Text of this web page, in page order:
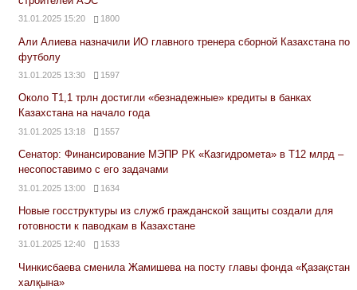
31.01.2025 15:20 1800
Али Алиева назначили ИО главного тренера сборной Казахстана по
футболу
31.01.2025 13:30 1597
Около Т1,1 трлн достигли «безнадежные» кредиты в банках
Казахстана на начало года
31.01.2025 13:18 1557
Сенатор: Финансирование МЭПР РК «Казгидромета» в Т12 млрд –
несопоставимо с его задачами
31.01.2025 13:00 1634
Новые госструктуры из служб гражданской защиты создали для
готовности к паводкам в Казахстане
31.01.2025 12:40 1533
Чинкисбаева сменила Жамишева на посту главы фонда «Қазақстан
халқына»